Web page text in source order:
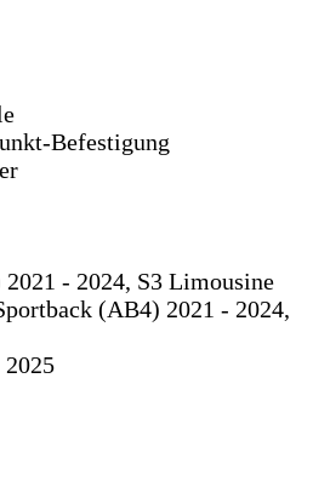
Befestigung
- 2024, S3 Limousine
(AB4) 2021 - 2024,